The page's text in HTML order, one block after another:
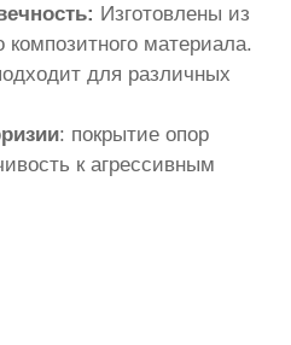
Изготовлены из
композитного материала.
для различных
: покрытие опор
к агрессивным